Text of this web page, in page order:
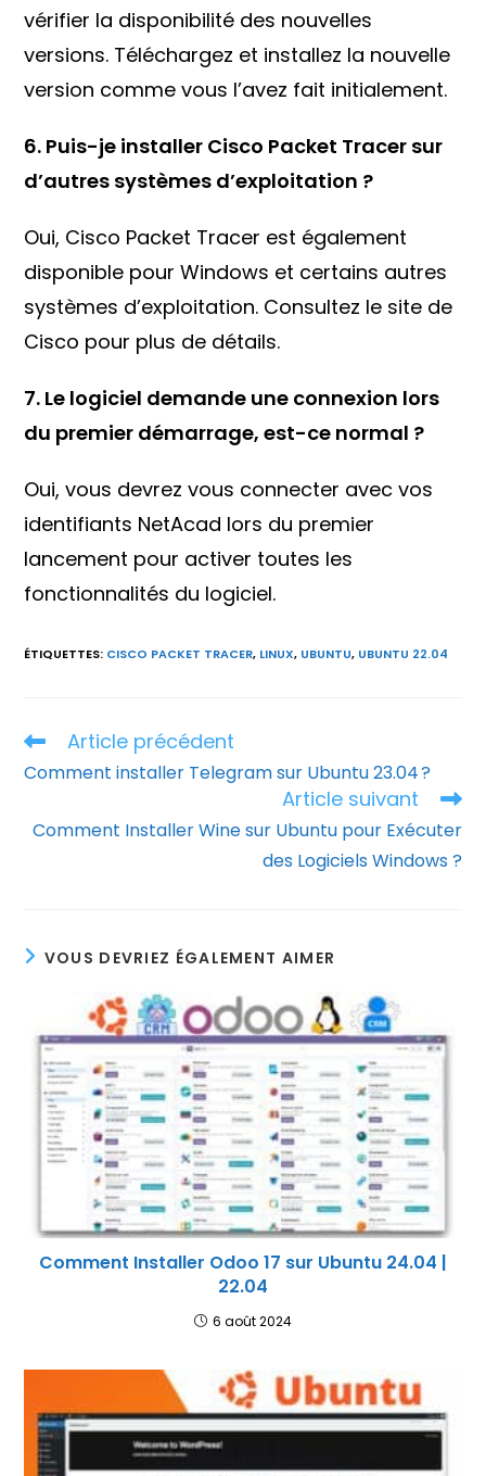
vérifier la disponibilité des nouvelles
versions. Téléchargez et installez la nouvelle
version comme vous l’avez fait initialement.
6. Puis-je installer Cisco Packet Tracer sur
d’autres systèmes d’exploitation ?
Oui, Cisco Packet Tracer est également
disponible pour Windows et certains autres
systèmes d’exploitation. Consultez le site de
Cisco pour plus de détails.
7. Le logiciel demande une connexion lors
du premier démarrage, est-ce normal ?
Oui, vous devrez vous connecter avec vos
identifiants NetAcad lors du premier
lancement pour activer toutes les
fonctionnalités du logiciel.
ÉTIQUETTES: CISCO PACKET TRACER, LINUX, UBUNTU, UBUNTU 22.04
Read
articles
Article précédent
Comment installer Telegram sur Ubuntu 23.04 ?
Article suivant
Comment Installer Wine sur Ubuntu pour Exécuter
des Logiciels Windows ?
VOUS DEVRIEZ ÉGALEMENT AIMER
Comment Installer Odoo 17 sur Ubuntu 24.04 |
22.04
6 août 2024